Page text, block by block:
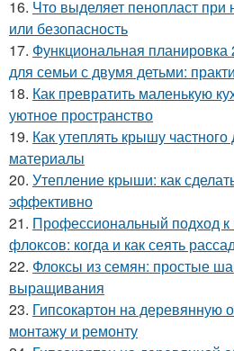
16. Что выделяет пенопласт при
или безопасность
17. Функциональная
для семьи с двумя детьми:
18. Как превратить маленькую
уютное пространство
19. Как утеплять крышу
материалы
20. Утепление крыши: как
эффективно
21. Профессиональный подход
флоксов: когда и как сеять
22. Флоксы из семян: простые
выращивания
23. Гипсокартон на деревянную
монтажу и ремонту